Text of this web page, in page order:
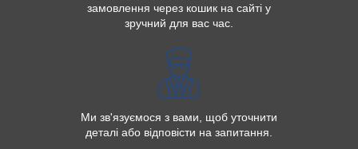
замовлення через кошик на сайті у
зручний для вас час.
Ми зв'язуємося з вами, щоб уточнити
деталі або відповісти на запитання.